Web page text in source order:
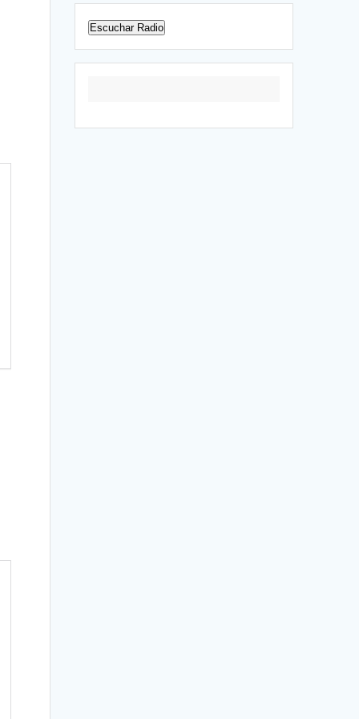
Escuchar Radio